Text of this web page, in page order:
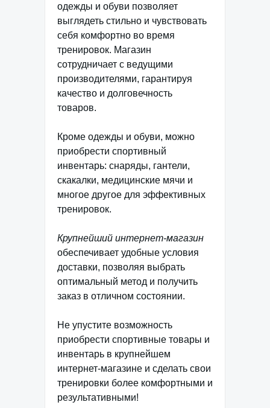
одежды и обуви позволяет
выглядеть стильно и чувствовать
себя комфортно во время
тренировок. Магазин
сотрудничает с ведущими
производителями, гарантируя
качество и долговечность
товаров.
Кроме одежды и обуви, можно
приобрести спортивный
инвентарь: снаряды, гантели,
скакалки, медицинские мячи и
многое другое для эффективных
тренировок.
Крупнейший интернет-магазин
обеспечивает удобные условия
доставки, позволяя выбрать
оптимальный метод и получить
заказ в отличном состоянии.
Не упустите возможность
приобрести спортивные товары и
инвентарь в крупнейшем
интернет-магазине и сделать свои
тренировки более комфортными и
результативными!